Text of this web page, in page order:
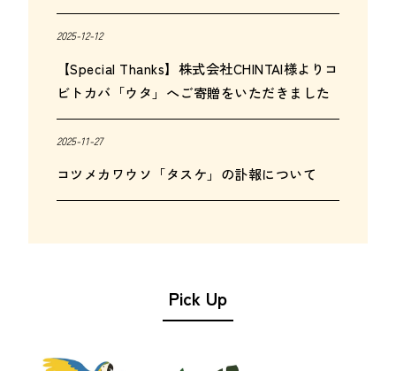
2025-12-12
【Special Thanks】株式会社CHINTAI様よりコ
ビトカバ「ウタ」へご寄贈をいただきました
2025-11-27
コツメカワウソ「タスケ」の訃報について
Pick Up